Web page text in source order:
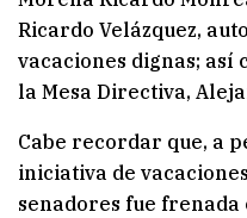
Ricardo Velázquez,
vacaciones dignas; así
la Mesa Directiva,
Cabe recordar que, a
iniciativa de
senadores fue frenada